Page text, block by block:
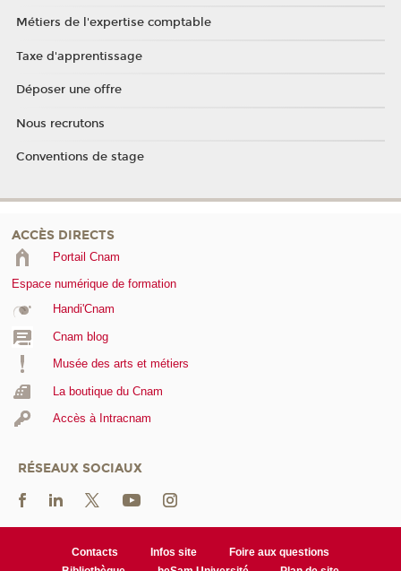
Métiers de l'expertise comptable
Taxe d'apprentissage
Déposer une offre
Nous recrutons
Conventions de stage
ACCÈS DIRECTS
Portail Cnam
Espace numérique de formation
Handi'Cnam
Cnam blog
Musée des arts et métiers
La boutique du Cnam
Accès à Intracnam
RÉSEAUX SOCIAUX
Contacts Infos site
Foire aux questions